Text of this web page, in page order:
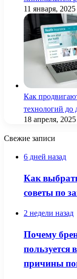
11 января, 2025
Как
технологий до
18 апреля, 2025
Свежие записи
6 дней назад
Как
советы по
2 недели назад
Почему
пользуется
причины